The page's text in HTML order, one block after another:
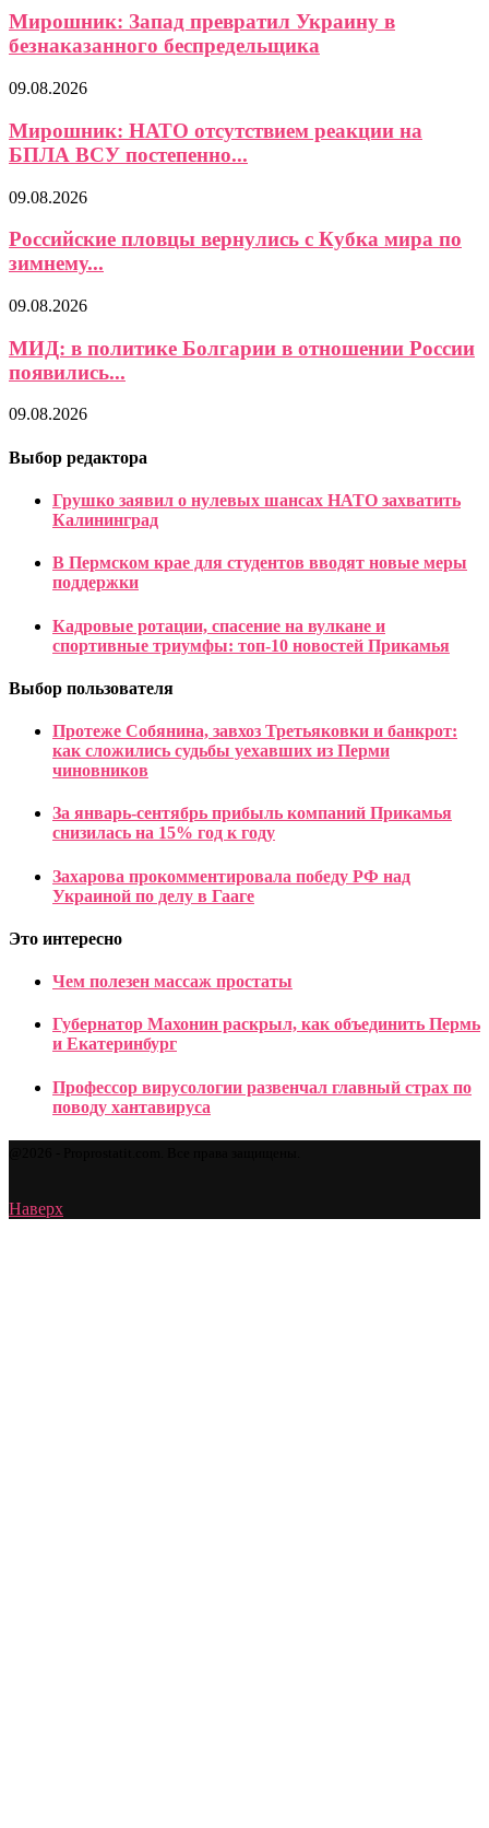
Мирошник: Запад превратил Украину в
безнаказанного беспредельщика
09.08.2026
Мирошник: НАТО отсутствием реакции на
БПЛА ВСУ постепенно...
09.08.2026
Российские пловцы вернулись с Кубка мира по
зимнему...
09.08.2026
МИД: в политике Болгарии в отношении России
появились...
09.08.2026
Выбор редактора
Грушко заявил о нулевых шансах НАТО захватить
Калининград
В Пермском крае для студентов вводят новые меры
поддержки
Кадровые ротации, спасение на вулкане и
спортивные триумфы: топ-10 новостей Прикамья
Выбор пользователя
Протеже Собянина, завхоз Третьяковки и банкрот:
как сложились судьбы уехавших из Перми
чиновников
За январь-сентябрь прибыль компаний Прикамья
снизилась на 15% год к году
Захарова прокомментировала победу РФ над
Украиной по делу в Гааге
Это интересно
Чем полезен массаж простаты
Губернатор Махонин раскрыл, как объединить Пермь
и Екатеринбург
Профессор вирусологии развенчал главный страх по
поводу хантавируса
Наверх